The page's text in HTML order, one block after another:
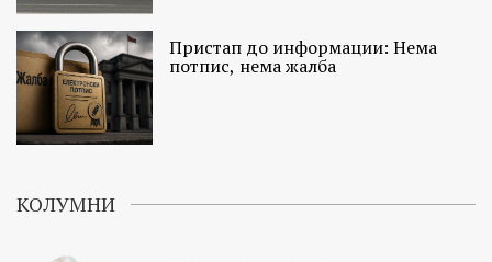
Пристап до информации: Нема
потпис, нема жалба
КОЛУМНИ